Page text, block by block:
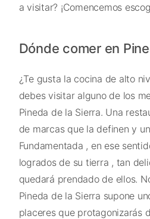
a visitar? ¡Comencemos
Dónde comer en
¿Te gusta la cocina de alto
debes visitar alguno de los
Pineda de la Sierra. Una
de marcas que la definen y
Fundamentada , en ese
logrados de su tierra , tan
quedará prendado de ellos.
Pineda de la Sierra supone
placeres que protagonizarás